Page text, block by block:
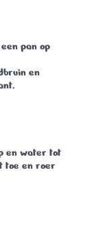
pan op
en
en water tot
toe en roer